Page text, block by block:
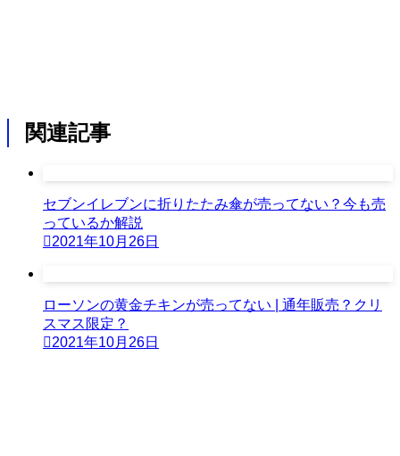
関連記事
セブンイレブンに折りたたみ傘が売ってない？今も売
っているか解説
2021年10月26日
ローソンの黄金チキンが売ってない | 通年販売？クリ
スマス限定？
2021年10月26日